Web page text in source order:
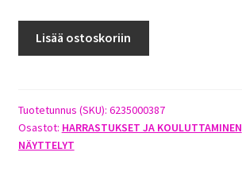
80CM
X
5MM
Lisää ostoskoriin
Tuotetunnus (SKU): 6235000387
Osastot: HARRASTUKSET JA KOULUTTAMINEN
NÄYTTELYT